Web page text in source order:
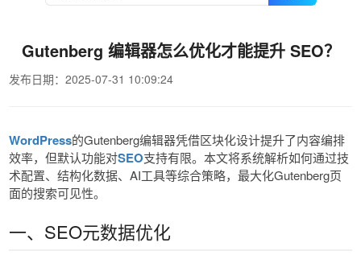
Gutenberg 编辑器怎么优化才能提升 SEO？
发布日期：2025-07-31 10:09:24
WordPress的Gutenberg编辑器凭借区块化设计提升了内容编排
效率，但默认功能对SEO支持有限。本文将系统解析如何通过技
术配置、结构化数据、AI工具等综合策略，最大化Gutenberg页
面的搜索可见性。
一、SEO元数据优化